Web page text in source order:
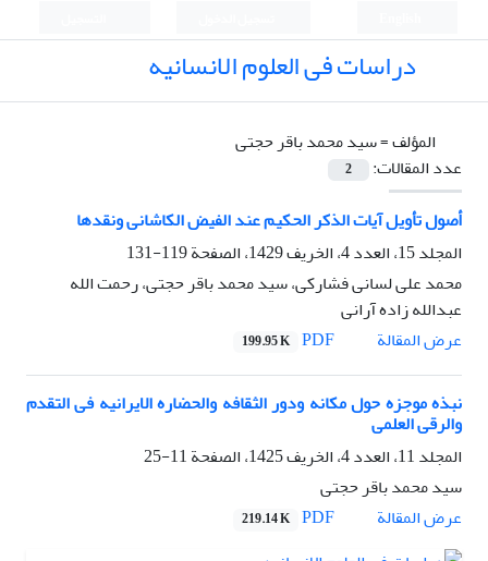
دراسات فی العلوم الانسانیه
المؤلف =سید محمد باقر حجتی
عدد المقالات:
2
أصول تأویل آیات الذکر الحکیم عند الفیض الکاشانی ونقدها
المجلد 15، العدد 4، الخريف 1429، الصفحة
119-131
محمد علی لسانی فشارکی، سید محمد باقر حجتی، رحمت الله
عبدالله زاده آرانی
عرض المقالة
199.95 K
نبذه موجزه حول مکانه ودور الثقافه والحضاره الایرانیه فی التقدم
والرقی العلمی
المجلد 11، العدد 4، الخريف 1425، الصفحة
11-25
سید محمد باقر حجتی
عرض المقالة
219.14 K